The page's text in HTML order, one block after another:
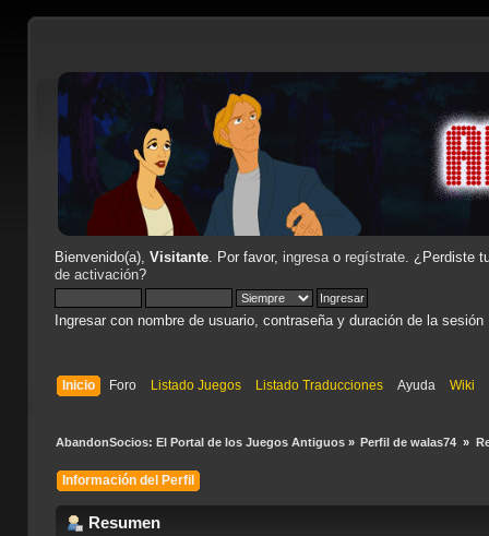
Bienvenido(a), Visitante. Por favor, ingresao regístrate. ¿Perdiste
de activación?
Ingresar con nombre de usuario, contraseña y duración de la sesión
Inicio Foro Listado Juegos Listado Traducciones Ayuda Wiki
AbandonSocios: El Portal de los Juegos Antiguos» Perfil de walas74 »
Información del Perfil
Resumen